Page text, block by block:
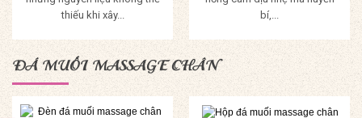
thiếu khi xây...
Mua Hàng
bí,...
Mua Hàng
ĐÁ MUỐI MASSAGE CHÂN